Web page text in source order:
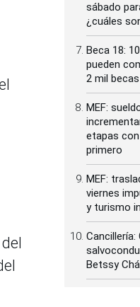
sábado
¿cuáles
Beca 18:
pueden
2 mil
MEF:
etapas
primero
MEF:
viernes
y turismo
Betssy